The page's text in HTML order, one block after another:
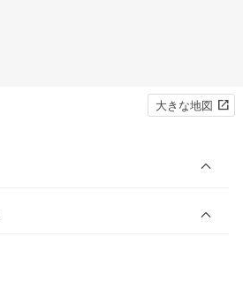
大きな地図